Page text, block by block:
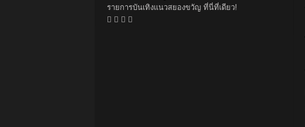
รายการบันเทิงแนวสยองขวัญ ที่นี่ที่เดียว!